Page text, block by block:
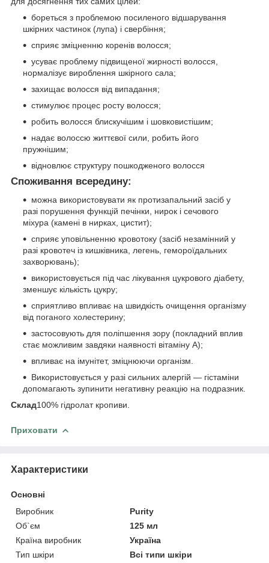
бореться з проблемою посиленого відшарування
шкірних частинок (лупа) і свербіння;
сприяє зміцненню коренів волосся;
усуває проблему підвищеної жирності волосся,
нормалізує вироблення шкірного сала;
захищає волосся від випадання;
стимулює процес росту волосся;
робить волосся блискучішим і шовковистішим;
надає волоссю життєвої сили, робить його
пружнішим;
відновлює структуру пошкодженого волосся
Споживання всередину:
можна використовувати як протизапальний засіб у
разі порушення функцій печінки, нирок і сечового
міхура (камені в нирках, цистит);
сприяє уповільненню кровотоку (засіб незамінний у
разі кровотеч із кишківника, легень, гемороїдальних
захворювань);
використовується під час лікування цукрового діабету,
зменшує кількість цукру;
сприятливо впливає на швидкість очищення організму
від поганого холестерину;
застосовують для поліпшення зору (покладний вплив
стає можливим завдяки наявності вітаміну А);
впливає на імунітет, зміцнюючи організм.
Використовується у разі сильних алергій — гістаміни
допомагають зупинити негативну реакцію на подразник.
Склад100% гідролат кропиви.
Приховати
Характеристики
Основні
Виробник
Purity
Об`єм
125 мл
Країна виробник
Україна
Тип шкіри
Всі типи шкіри